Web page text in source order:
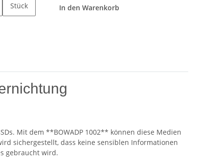
Stück In den Warenkorb
Mit dem **BOWADP 1002** können diese Medien
sichergestellt, dass keine sensiblen Informationen
gebraucht wird.